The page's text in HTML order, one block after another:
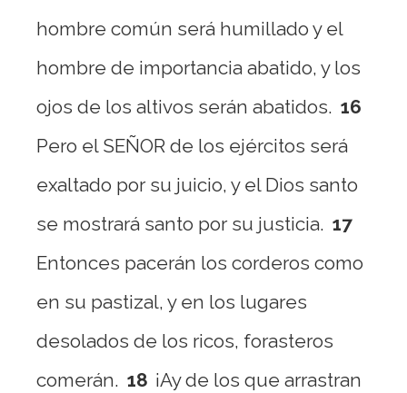
hombre común será humillado y el
hombre de importancia abatido, y los
ojos de los altivos serán abatidos. 16
Pero el SEÑOR de los ejércitos será
exaltado por su juicio, y el Dios santo
se mostrará santo por su justicia. 17
Entonces pacerán los corderos como
en su pastizal, y en los lugares
desolados de los ricos, forasteros
comerán. 18 ¡Ay de los que arrastran